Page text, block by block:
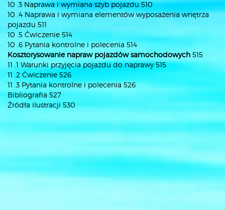
10 .3 Naprawa i wymiana szyb pojazdu 510
10 .4 Naprawa i wymiana elementów wyposażenia wnętrza
pojazdu 511
10 .5 Ćwiczenie 514
10 .6 Pytania kontrolne i polecenia 514
Kosztorysowanie napraw pojazdów samochodowych 515
11 .1 Warunki przyjęcia pojazdu do naprawy 515
11 .2 Ćwiczenie 526
11 .3 Pytania kontrolne i polecenia 526
Bibliografia 527
Źródła ilustracji 530